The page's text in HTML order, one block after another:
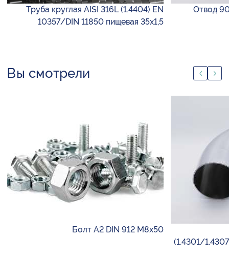
Труба круглая AISI 316L (1.4404) EN
10357/DIN 11850 пищевая 35х1,5
Отвод
Вы смотрели
Болт А2 DIN 912 М8х50
(1.4301/